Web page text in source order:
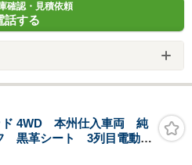
確認・見積依頼
話する
ド 4WD 本州仕入車両 純
黒革シート 3列目電動格
HOT&COOLシート